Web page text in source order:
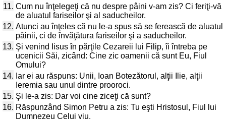
11. Cum nu înţelegeţi că nu despre pâini v-am zis? Ci feriţi-vă
de aluatul fariseilor şi al saducheilor.
12. Atunci au înţeles că nu le-a spus să se ferească de aluatul
pâinii, ci de învăţătura fariseilor şi a saducheilor.
13. Şi venind Iisus în părţile Cezareii lui Filip, îi întreba pe
ucenicii Săi, zicând: Cine zic oamenii că sunt Eu, Fiul
Omului?
14. Iar ei au răspuns: Unii, Ioan Botezătorul, alţii Ilie, alţii
Ieremia sau unul dintre prooroci.
15. Şi le-a zis: Dar voi cine ziceţi că sunt?
16. Răspunzând Simon Petru a zis: Tu eşti Hristosul, Fiul lui
Dumnezeu Celui viu.